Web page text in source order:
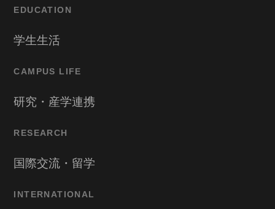
EDUCATION
学生生活
CAMPUS LIFE
研究・産学連携
RESEARCH
国際交流・留学
INTERNATIONAL